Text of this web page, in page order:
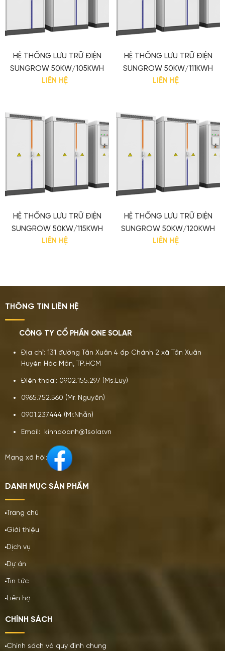
HỆ THỐNG LƯU TRỮ ĐIỆN
SUNGROW 50KW/105KWH
LIÊN HỆ
HỆ THỐNG LƯU TRỮ ĐIỆN
SUNGROW 50KW/111KWH
LIÊN HỆ
HỆ THỐNG LƯU TRỮ ĐIỆN
SUNGROW 50KW/115KWH
LIÊN HỆ
HỆ THỐNG LƯU TRỮ ĐIỆN
SUNGROW 50KW/120KWH
LIÊN HỆ
THÔNG TIN LIÊN HỆ
CÔNG TY CỔ PHẦN ONE SOLAR
Địa chỉ: 131 đường Tân Xuân 4 ấp Chánh 2 xã Tân Xuân
Huyện Hóc Môn, TP.HCM
Điện thoại: 0902.155.297 (Ms.Luy)
0965.752.560 (Mr. Nguyên)
0901.237.444 (Mr.Nhẫn)
Email: kinhdoanh@1solar.vn
Mạng xã hội:
DANH MỤC SẢN PHẨM
Trang chủ
Giới thiệu
Dịch vụ
Dự án
Tin tức
Liên hệ
CHÍNH SÁCH
Chính sách và quy định chung